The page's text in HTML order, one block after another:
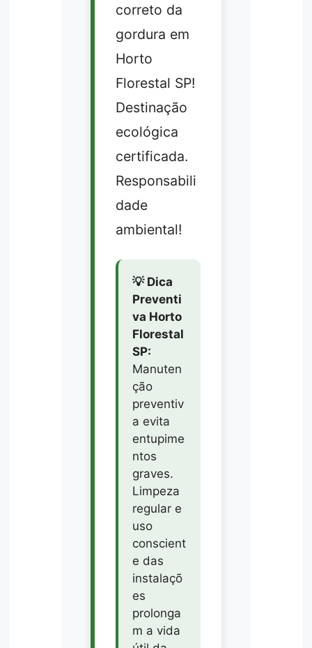
correto da
gordura em
Horto
Florestal SP!
Destinação
ecológica
certificada.
Responsabili
dade
ambiental!
💡 Dica
Preventi
va Horto
Florestal
SP:
Manuten
ção
preventiv
a evita
entupime
ntos
graves.
Limpeza
regular e
uso
conscient
e das
instalaçõ
es
prolonga
m a vida